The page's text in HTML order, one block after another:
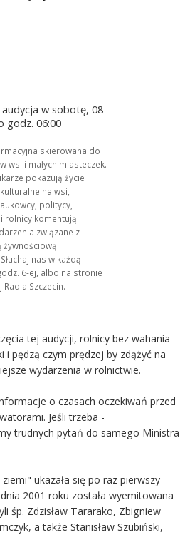
audycja w sobotę, 08
godz. 06:00
skierowana do
wsi i małych miasteczek.
pokazują życie
na wsi,
politycy,
rolnicy komentują
związane z
i
nas w każdą
6-ej, albo na stronie
Szczecin.
tej audycji, rolnicy bez wahania
i pędzą czym prędzej by zdążyć na
wydarzenia w rolnictwie.
o czasach oczekiwań przed
Jeśli trzeba -
trudnych pytań do samego Ministra
ukazała się po raz pierwszy
2001 roku została wyemitowana
śp. Zdzisław Tararako, Zbigniew
a także Stanisław Szubiński,